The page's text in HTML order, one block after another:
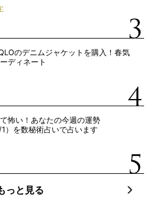
のデニムジャケットを購入！春気
ディネート
怖い！あなたの今週の運勢
1）を数秘術占いで占います
っと見る